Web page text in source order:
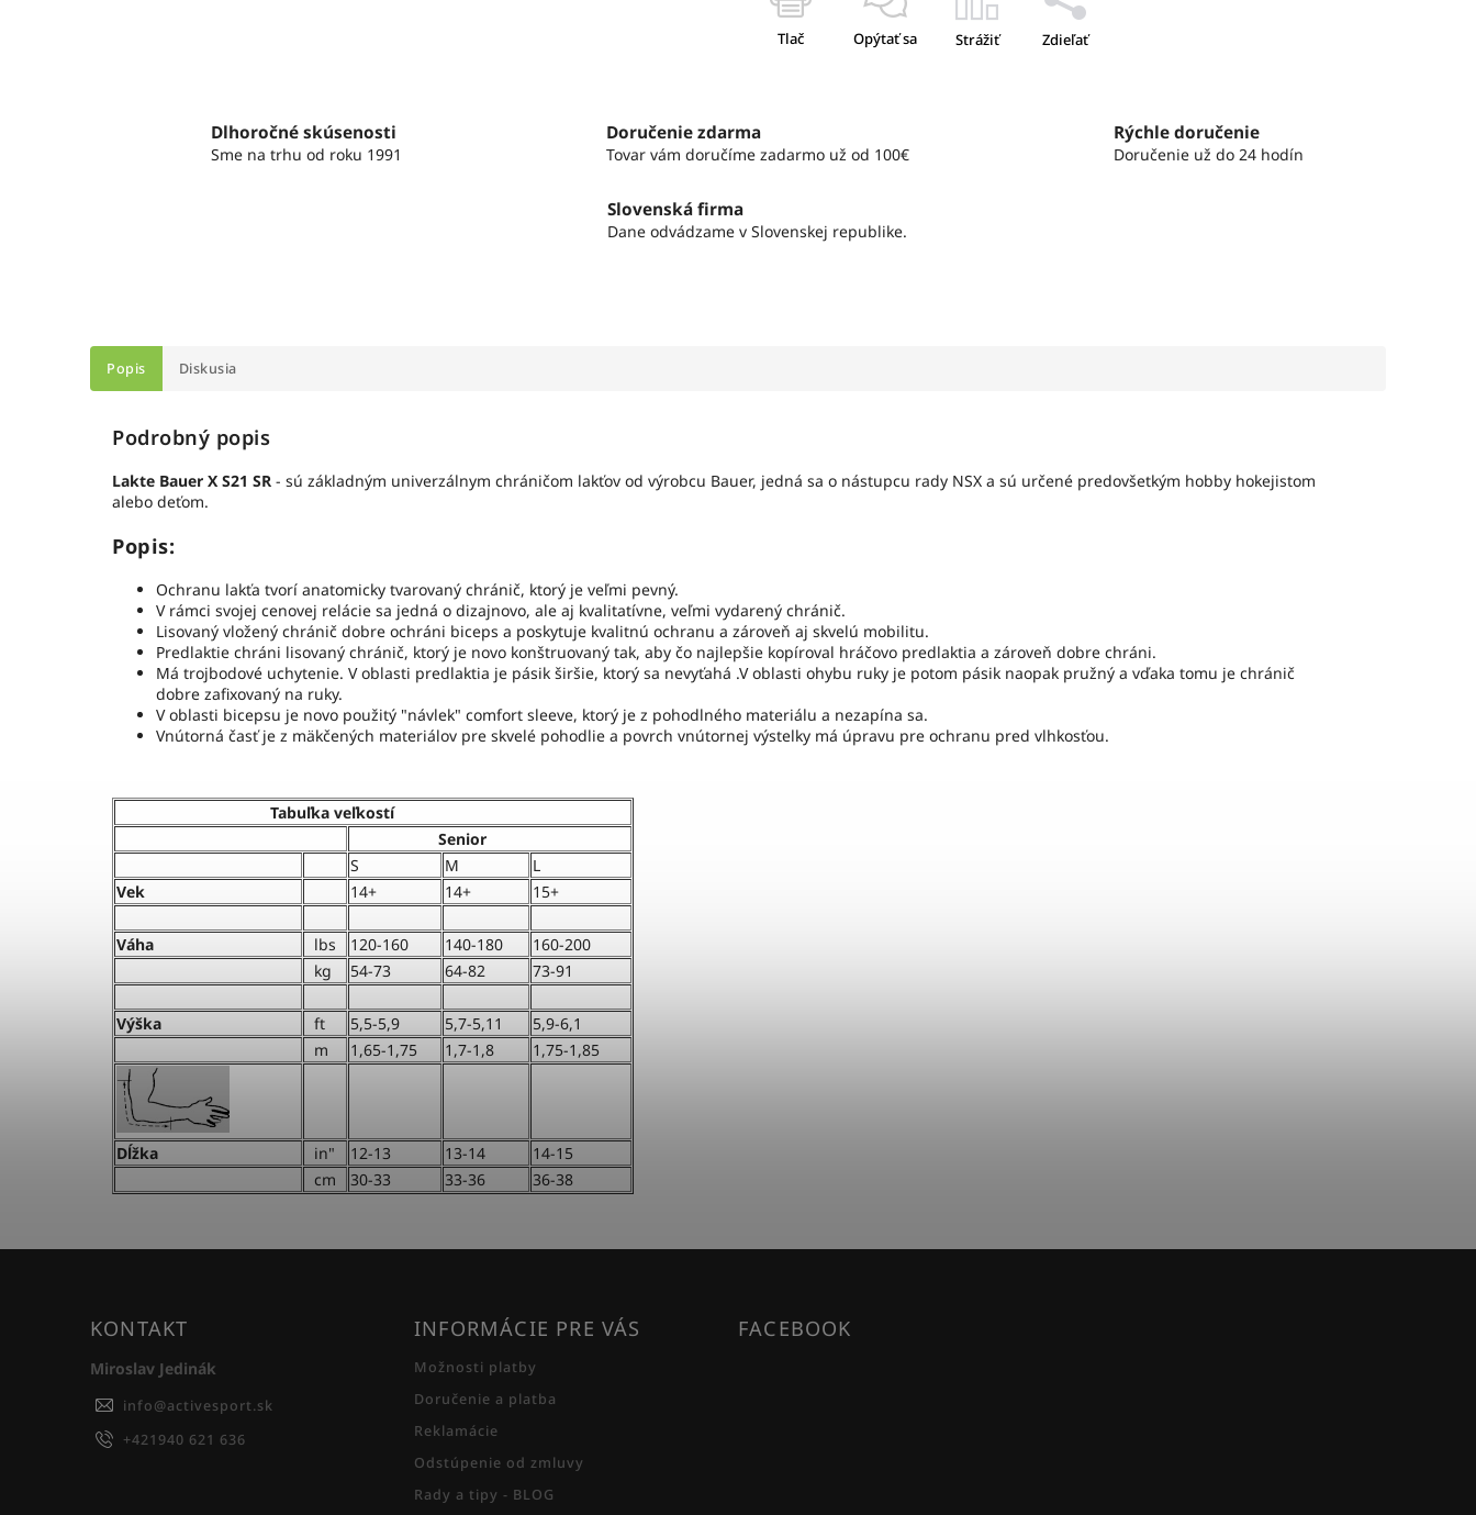
Tlač Opýtať sa Strážiť Zdieľať
Dlhoročné skúsenosti
Sme na trhu od roku 1991
Doručenie zdarma
Tovar vám doručíme zadarmo už od 100€
Rýchle doručenie
Doručenie už do 24 hodín
Slovenská firma
Dane odvádzame v Slovenskej republike.
Popis Diskusia
Podrobný popis
Lakte Bauer X S21 SR - sú základným univerzálnym chráničom lakťov od výrobcu Bauer, jedná sa o nástupcu rady NSX a sú určené predovšetkým hobby hokejistom
alebo deťom.
Popis:
Ochranu lakťa tvorí anatomicky tvarovaný chránič, ktorý je veľmi pevný.
V rámci svojej cenovej relácie sa jedná o dizajnovo, ale aj kvalitatívne, veľmi vydarený chránič.
Lisovaný vložený chránič dobre ochráni biceps a poskytuje kvalitnú ochranu a zároveň aj skvelú mobilitu.
Predlaktie chráni lisovaný chránič, ktorý je novo konštruovaný tak, aby čo najlepšie kopíroval hráčovo predlaktia a zároveň dobre chráni.
Má trojbodové uchytenie. V oblasti predlaktia je pásik širšie, ktorý sa nevyťahá .V oblasti ohybu ruky je potom pásik naopak pružný a vďaka tomu je chránič
dobre zafixovaný na ruky.
V oblasti bicepsu je novo použitý "návlek" comfort sleeve, ktorý je z pohodlného materiálu a nezapína sa.
Vnútorná časť je z mäkčených materiálov pre skvelé pohodlie a povrch vnútornej výstelky má úpravu pre ochranu pred vlhkosťou.
Tabuľka veľkostí
Senior
S
M
L
Vek
14+ 14+ 15+
Váha lbs 120-160 140-180
160-200
kg
54-73 64-82 73-91
Výška ft 5,5-5,9 5,7-5,11
5,9-6,1
m
1,65-1,75 1,7-1,8 1,75-1,85
Dĺžka in" 12-13 13-14
14-15
cm
30-33 33-36 36-38
KONTAKT
Miroslav Jedinák
info@activesport.sk
+421940 621 636
INFORMÁCIE PRE VÁS
Možnosti platby
Doručenie a platba
Reklamácie
Odstúpenie od zmluvy
Rady a tipy - BLOG
FACEBOOK